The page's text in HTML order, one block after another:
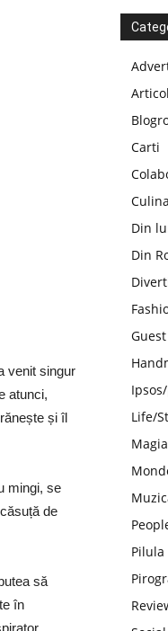
venit singur
atunci,
și îl
mingi, se
de
să
în
Carti
Din
Din
Life/
Pilula